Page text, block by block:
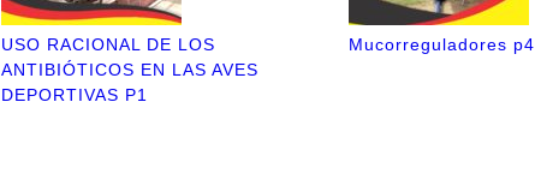
USO RACIONAL DE LOS
ANTIBIÓTICOS EN LAS AVES
DEPORTIVAS P1
Mucorreguladores p4